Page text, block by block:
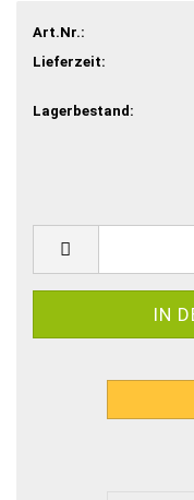
Art.Nr.:
Lieferzeit:
Lagerbestand: